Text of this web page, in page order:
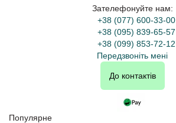
Зателефонуйте нам:
+38 (077) 600-33-00
+38 (095) 839-65-57
+38 (099) 853-72-12
Передзвоніть мені
До контактів
Популярне